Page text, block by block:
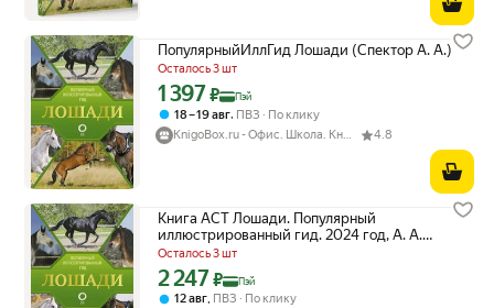
ПопулярныйИллГид Лошади (Спектор А. А.)
Осталось 3 шт
Цена с картой Яндекс Пэй 1397 ₽ вместо
1 397₽ Пэй
18 – 19 авг, ПВЗ
По клику
KnigoBox.ru - Офис. Школа. Книги. Дом
4.8
Книга АСТ Лошади. Популярный
иллюстрированный гид. 2024 год, А. А.
Спектор
Осталось 3 шт
Цена с картой Яндекс Пэй 2247 ₽ вместо
2 247₽ Пэй
12 авг, ПВЗ
По клику